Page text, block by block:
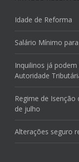
Idade de Reforma
Salário Mínimo
Inquilinos já
Autoridade
Regime de Isenção
de julho
Alterações seguro